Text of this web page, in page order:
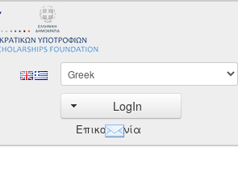
LogIn
Επικοινωνία